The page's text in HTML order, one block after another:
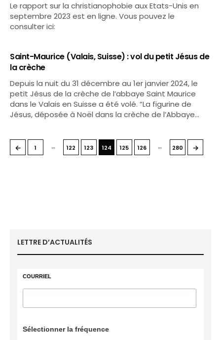
Le rapport sur la christianophobie aux Etats-Unis en
septembre 2023 est en ligne. Vous pouvez le
consulter ici:
Saint-Maurice (Valais, Suisse) : vol du petit Jésus de
la crèche
Depuis la nuit du 31 décembre au 1er janvier 2024, le
petit Jésus de la crèche de l’abbaye Saint Maurice
dans le Valais en Suisse a été volé. “La figurine de
Jésus, déposée à Noël dans la crèche de l’Abbaye…
← 1 … 122 123 124 125 126 … 280 →
LETTRE D’ACTUALITÉS
COURRIEL
Sélectionner la fréquence